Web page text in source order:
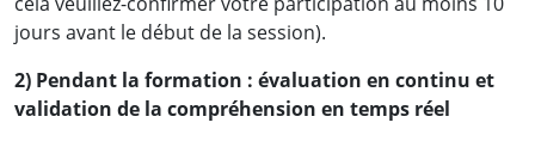
jours avant le début de la session).
2) Pendant la formation : évaluation en continu et
validation de la compréhension en temps réel
Mme Linda Epossi , Attachée de Direction
NOUBRU HOLDING